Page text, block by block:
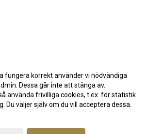
till Webbversion
fungera korrekt använder vi nödvändiga
Dessa går inte att stänga av.
använda frivilliga cookies, t.ex. för statistik
Du väljer själv om du vill acceptera dessa.